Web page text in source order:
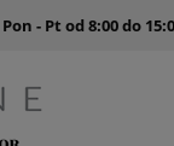
Pon - Pt od 8:00 do